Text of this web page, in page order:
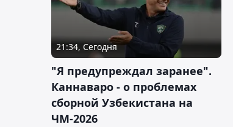
21:34, Сегодня
"Я предупреждал заранее".
Каннаваро - о проблемах
сборной Узбекистана на
ЧМ-2026